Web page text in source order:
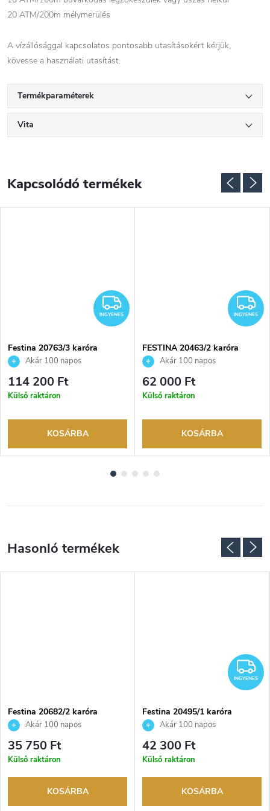
20 ATM/200m mélymerülés
A vízállósággal kapcsolatos pontosabb utasításokért kérjük,
kövesse a használati utasítást.
Termékparaméterek
Vita
Kapcsolódó termékek
INGYENES
INGYENES
Festina 20763/3 karóra
Akár 100 napos
visszaküldési lehetőség. Hivatalos
márkakereskedő.
114 200 Ft
Külső raktáron
KOSÁRBA
INGYENES
FESTINA 20463/2 karóra
Akár 100 napos
visszaküldési lehetőség. Hivatalos
márkakereskedő.
62 000 Ft
Külső raktáron
KOSÁRBA
Festina 20682/2 karóra
Akár 100 napos
visszaküldési lehetőség. Hivatalos
márkakereskedő.
35 750 Ft
Külső raktáron
KOSÁRBA
INGYENES
Festina 20495/1 karóra
Akár 100 napos
visszaküldési lehetőség. Hivatalos
márkakereskedő.
42 300 Ft
Külső raktáron
KOSÁRBA